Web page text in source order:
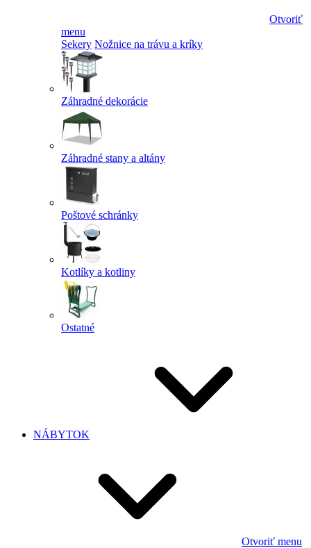
Otvoriť
menu
Sekery Nožnice na trávu a kríky
Záhradné dekorácie
Záhradné stany a altány
Poštové schránky
Kotlíky a kotliny
Ostatné
NÁBYTOK
Otvoriť menu